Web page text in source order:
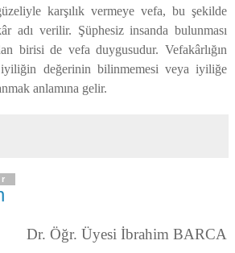
karşılık vermeye vefa, bu şekilde
adı verilir. Şüphesiz insanda bulunması
birisi de vefa duygusudur. Vefakârlığın
değerinin bilinmemesi veya iyiliğe
anlamına gelir.
Dr. Öğr. Üyesi İbrahim BARCA